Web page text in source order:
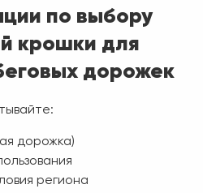
по выбору
крошки для
дорожек
дорожка)
региона